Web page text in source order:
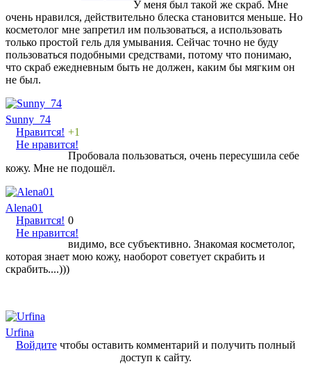
У меня был такой же скраб. Мне
очень нравился, действительно блеска становится меньше. Но
косметолог мне запретил им пользоваться, а использовать
только простой гель для умывания. Сейчас точно не буду
пользоваться подобными средствами, потому что понимаю,
что скраб ежедневным быть не должен, каким бы мягким он
не был.
Sunny_74
Нравится!
Не нравится!
+1
Пробовала пользоваться, очень пересушила себе
кожу. Мне не подошёл.
Alena01
Нравится!
Не нравится!
0
видимо, все субъективно. Знакомая косметолог,
которая знает мою кожу, наоборот советует скрабить и
скрабить....)))
Urfina
Войдитечтобы оставить комментарий и получить полный
доступ к сайту.